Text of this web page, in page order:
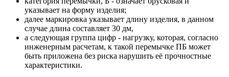
указывает на форму изделия;
далее маркировка указывает длину изделия, в данном
случае длина составляет 30 дм,
а следующая группа цифр - нагрузку, которая, согласно
инженерным расчетам, к такой перемычке ПБ может
быть приложена без риска нарушить её прочностные
характеристики.